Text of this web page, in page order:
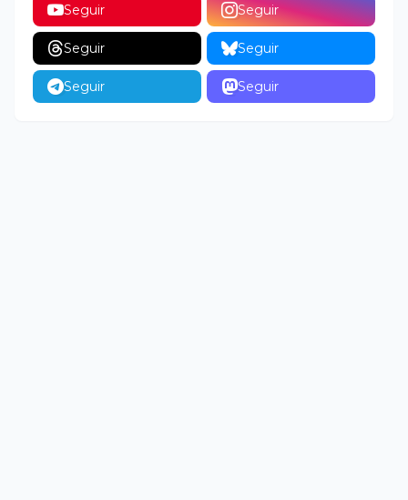
Seguir Seguir
Seguir Seguir
Seguir Seguir